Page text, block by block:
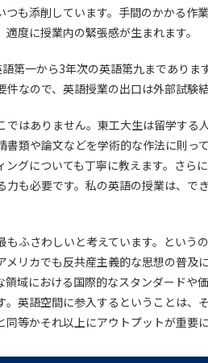
も添削しています。手間のかかる作
度に授業内の緊張感が生まれます。
第一から3年次の英語第九までありま
なので、英語授業の出口は外部試験
ではありません。東工大生は留学する
類や論文などを学術的な作法に則っ
グについても丁寧に教えます。さら
も必要です。私の英語の授業は、で
ふさわしいと考えています。という
リカでも反共産主義的な思想の普及
域における国際的なスタンダードや
英語空間に参入するということは、
等かそれ以上にアウトプットが重要に